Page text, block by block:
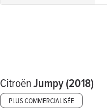
CitroënJumpy (2018)
PLUS COMMERCIALISÉE